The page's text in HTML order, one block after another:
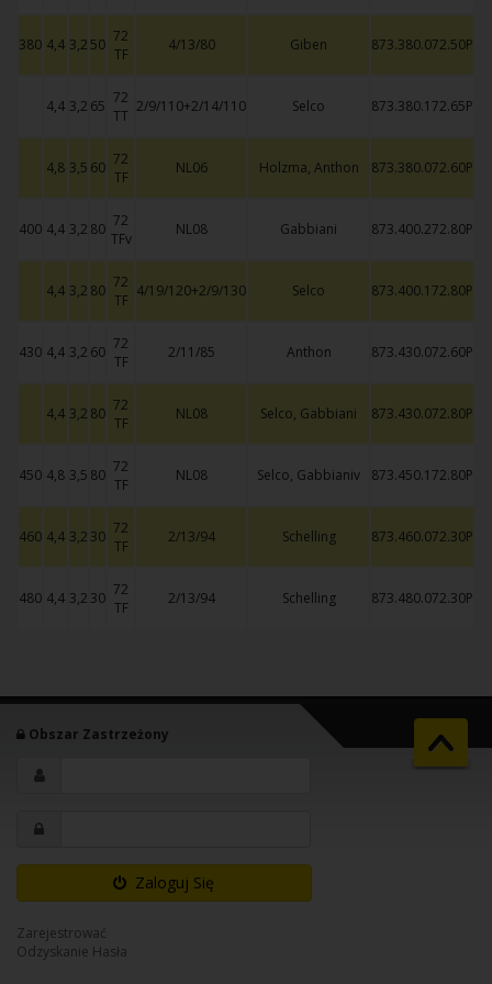
380 4,4 3,2 50 72
TF
4/13/80 Giben 873.380.072.50P
4,4 3,2 65 72
TT
2/9/110+2/14/110 Selco 873.380.172.65P
4,8 3,5 60 72
TF
NL06 Holzma, Anthon 873.380.072.60P
400 4,4 3,2 80 72
TFv
NL08 Gabbiani 873.400.272.80P
4,4 3,2 80 72
TF
4/19/120+2/9/130 Selco 873.400.172.80P
430 4,4 3,2 60 72
TF
2/11/85 Anthon 873.430.072.60P
4,4 3,2 80 72
TF
NL08 Selco, Gabbiani 873.430.072.80P
450 4,8 3,5 80 72
TF
NL08 Selco, Gabbianiv 873.450.172.80P
460 4,4 3,2 30 72
TF
2/13/94 Schelling 873.460.072.30P
480 4,4 3,2 30 72
TF
2/13/94 Schelling 873.480.072.30P
Obszar Zastrzeżony
Zaloguj Się
Zarejestrować
Odzyskanie Hasła